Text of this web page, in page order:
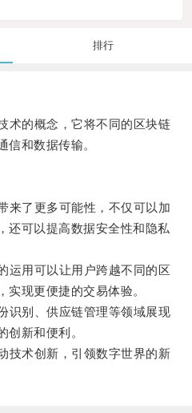
排行
的概念，它将不同的区块链
信和数据传输。
了更多可能性，不仅可以加
还可以提高数据安全性和隐私
用可以让用户跨越不同的区
实现更便捷的交易体验。
别、供应链管理等领域展现
创新和便利。
术创新，引领数字世界的新